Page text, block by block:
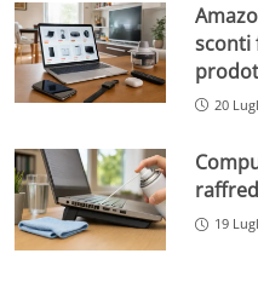
sconti
20
19